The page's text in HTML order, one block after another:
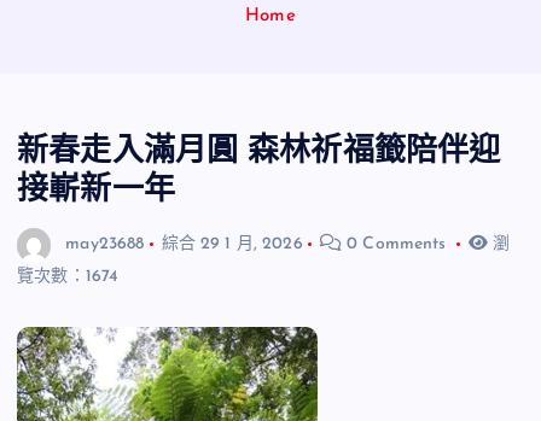
Home
新春走入滿月圓 森林祈福籤陪伴迎
接嶄新一年
may23688 綜合 29 1 月, 2026 0 Comments
瀏
覽次數：1674